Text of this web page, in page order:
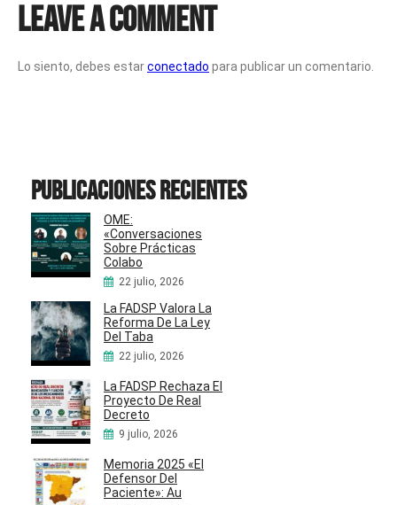
Leave a Comment
Lo siento, debes estarconectado para publicar un comentario.
Publicaciones recientes
OME:
«Conversaciones
Sobre Prácticas
Colabo
22 julio, 2026
La FADSP Valora La
Reforma De La Ley
Del Taba
22 julio, 2026
La FADSP Rechaza El
Proyecto De Real
Decreto
9 julio, 2026
Memoria 2025 «El
Defensor Del
Paciente»: Au